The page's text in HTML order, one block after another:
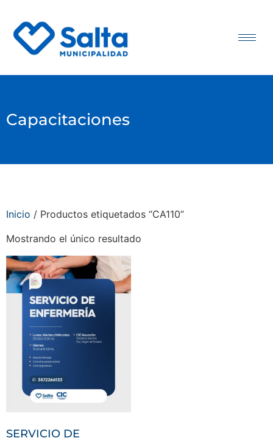
Capacitaciones
Inicio / Productos etiquetados “CA110”
Mostrando el único resultado
SERVICIO DE